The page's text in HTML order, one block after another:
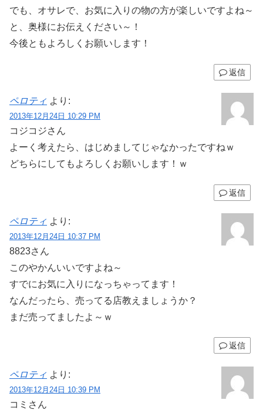
でも、オサレで、お気に入りの物の方が楽しいですよね～
と、奥様にお伝えください～！
今後ともよろしくお願いします！
返信
ペロティ より:
2013年12月24日 10:29 PM
コジコジさん
よーく考えたら、はじめましてじゃなかったですねｗ
どちらにしてもよろしくお願いします！ｗ
返信
ペロティ より:
2013年12月24日 10:37 PM
8823さん
このやかんいいですよね～
すでにお気に入りになっちゃってます！
なんだったら、売ってる店教えましょうか？
まだ売ってましたよ～ｗ
返信
ペロティ より:
2013年12月24日 10:39 PM
コミさん